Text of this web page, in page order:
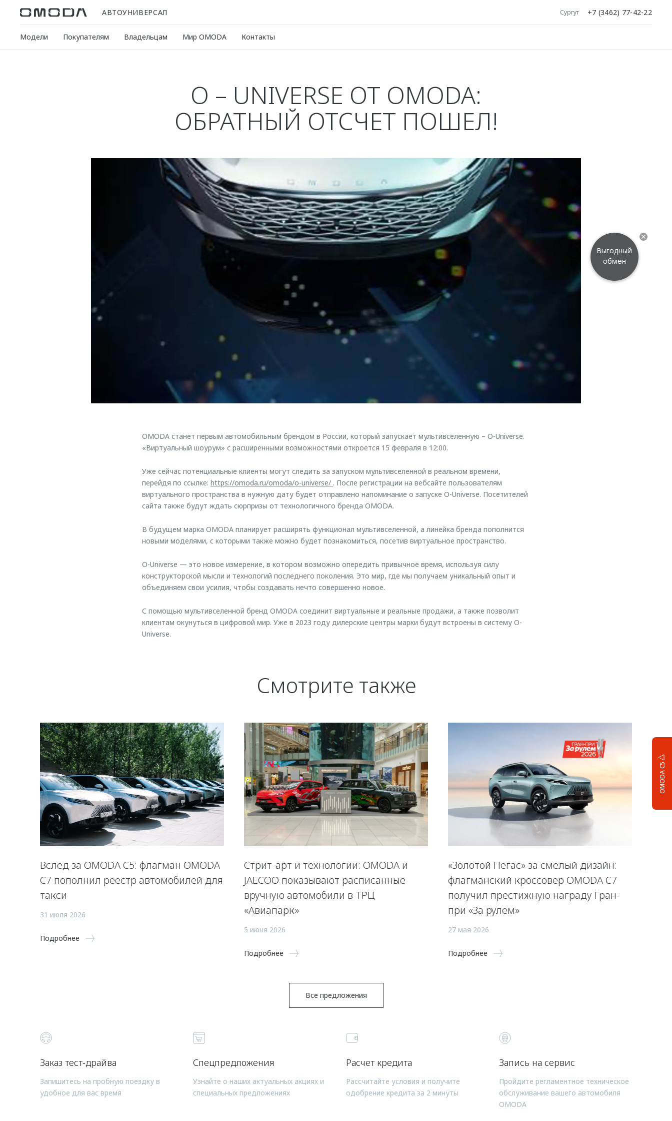
АВТОУНИВЕРСАЛ Сургут +7 (3462) 77-42-22
Модели Покупателям Владельцам Мир OMODA Контакты
OMODA C5
O – UNIVERSE ОТ OMODA:
ОБРАТНЫЙ ОТСЧЕТ ПОШЕЛ!
OMODA станет первым автомобильным брендом в России, который запускает мультивселенную – O-Universe.
«Виртуальный шоурум» с расширенными возможностями откроется 15 февраля в 12:00.
Уже сейчас потенциальные клиенты могут следить за запуском мультивселенной в реальном времени,
перейдя по ссылке: https://omoda.ru/omoda/o-universe/ . После регистрации на вебсайте пользователям
виртуального пространства в нужную дату будет отправлено напоминание о запуске O-Universe. Посетителей
сайта также будут ждать сюрпризы от технологичного бренда OMODA.
В будущем марка OMODA планирует расширять функционал мультивселенной, а линейка бренда пополнится
новыми моделями, с которыми также можно будет познакомиться, посетив виртуальное пространство.
O-Universe — это новое измерение, в котором возможно опередить привычное время, используя силу
конструкторской мысли и технологий последнего поколения. Это мир, где мы получаем уникальный опыт и
объединяем свои усилия, чтобы создавать нечто совершенно новое.
С помощью мультивселенной бренд OMODA соединит виртуальные и реальные продажи, а также позволит
клиентам окунуться в цифровой мир. Уже в 2023 году дилерские центры марки будут встроены в систему O-
Universe.
Смотрите также
Вслед за OMODA C5: флагман OMODA
C7 пополнил реестр автомобилей для
такси
31 июля 2026
Подробнее
Стрит-арт и технологии: OMODA и
JAECOO показывают расписанные
вручную автомобили в ТРЦ
«Авиапарк»
5 июня 2026
Подробнее
«Золотой Пегас» за смелый дизайн:
флагманский кроссовер OMODA C7
получил престижную награду Гран-
при «За рулем»
27 мая 2026
Подробнее
Все предложения
Заказ тест-драйва
Запишитесь на пробную поездку в
удобное для вас время
Спецпредложения
Узнайте о наших актуальных акциях и
специальных предложениях
Расчет кредита
Рассчитайте условия и получите
одобрение кредита за 2 минуты
Запись на сервис
Пройдите регламентное техническое
обслуживание вашего автомобиля
OMODA
Выгодный
обмен